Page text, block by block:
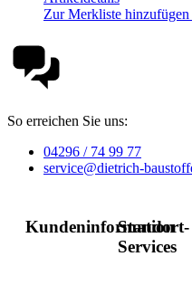
Zur Merkliste hinzufügen
So erreichen Sie uns:
04296 / 74 99 77
service@dietrich-
Kundeninformation
Standort-
Services